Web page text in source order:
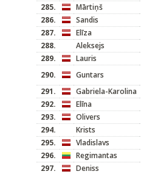
285.
Mārtiņš
286.
Sandis
287.
Elīza
288.
Aleksejs
289.
Lauris
290.
Guntars
291.
Gabriela-Karolina
292.
Elīna
293.
Olivers
294.
Krists
295.
Vladislavs
296.
Regimantas
297.
Deniss